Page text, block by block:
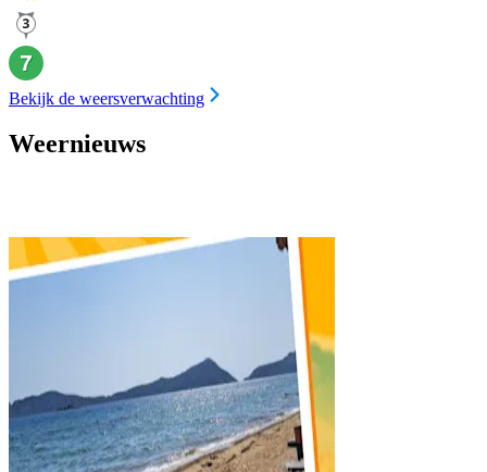
Bekijk de weersverwachting
Weernieuws